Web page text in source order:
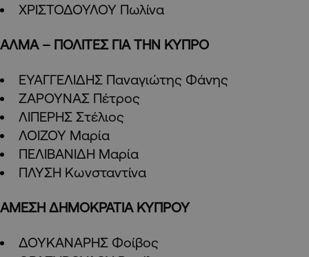
ΧΡΙΣΤΟΔΟΥΛΟΥ Πωλίνα
ΑΛΜΑ – ΠΟΛΙΤΕΣ ΓΙΑ ΤΗΝ ΚΥΠΡΟ
ΕΥΑΓΓΕΛΙΔΗΣ Παναγιώτης Φάνης
ΖΑΡΟΥΝΑΣ Πέτρος
ΛΙΠΕΡΗΣ Στέλιος
ΛΟΙΖΟΥ Μαρία
ΠΕΛΙΒΑΝΙΔΗ Μαρία
ΠΛΥΣΗ Κωνσταντίνα
ΑΜΕΣΗ ΔΗΜΟΚΡΑΤΙΑ ΚΥΠΡΟΥ
ΔΟΥΚΑΝΑΡΗΣ Φοίβος